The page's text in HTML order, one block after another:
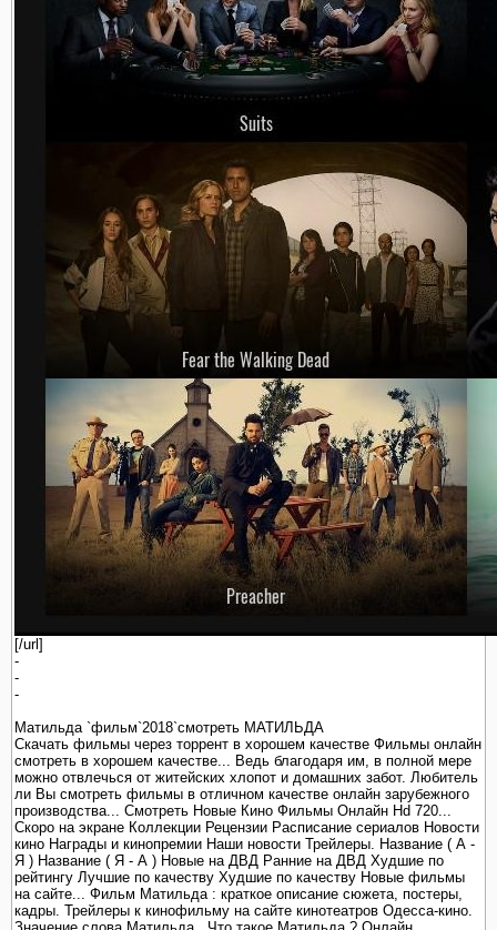
[/url]
-
-
-
Матильда `фильм`2018`смотреть МАТИЛЬДА
Скачать фильмы через торрент в хорошем качестве Фильмы онлайн
смотреть в хорошем качестве... Ведь благодаря им, в полной мере
можно отвлечься от житейских хлопот и домашних забот. Любитель
ли Вы смотреть фильмы в отличном качестве онлайн зарубежного
производства... Смотреть Новые Кино Фильмы Онлайн Hd 720...
Скоро на экране Коллекции Рецензии Расписание сериалов Новости
кино Награды и кинопремии Наши новости Трейлеры. Название ( А -
Я ) Название ( Я - А ) Новые на ДВД Ранние на ДВД Худшие по
рейтингу Лучшие по качеству Худшие по качеству Новые фильмы
на сайте... Фильм Матильда : краткое описание сюжета, постеры,
кадры. Трейлеры к кинофильму на сайте кинотеатров Одесса-кино.